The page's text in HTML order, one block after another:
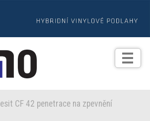
CF 42 penetrace na zpevnění